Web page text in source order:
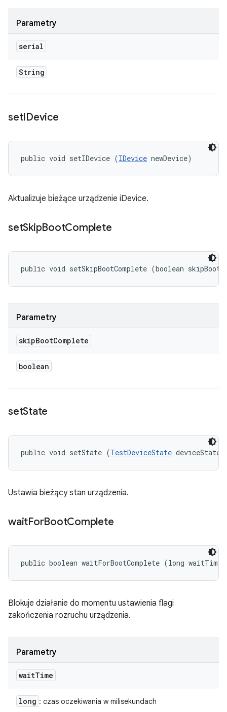
Parametry
serial
String
setIDevice
public void setIDevice (IDevice newDevice)
Aktualizuje bieżące urządzenie iDevice.
setSkipBootComplete
public void setSkipBootComplete (boolean
Parametry
skipBootComplete
boolean
setState
public void setState (TestDeviceState deviceState)
Ustawia bieżący stan urządzenia.
waitForBootComplete
public boolean waitForBootComplete (long waitTime)
Blokuje działanie do momentu ustawienia flagi
zakończenia rozruchu urządzenia.
Parametry
waitTime
long : czas oczekiwania w milisekundach